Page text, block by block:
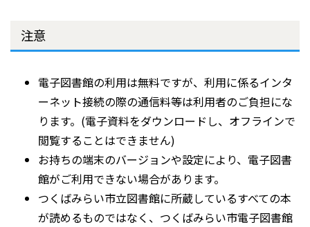
注意
電子図書館の利用は無料ですが、利用に係るインタ
ーネット接続の際の通信料等は利用者のご負担にな
ります。(電子資料をダウンロードし、オフラインで
閲覧することはできません)
お持ちの端末のバージョンや設定により、電子図書
館がご利用できない場合があります。
つくばみらい市立図書館に所蔵しているすべての本
が読めるものではなく、つくばみらい市電子図書館